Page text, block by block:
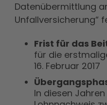
Datenübermittlung
Unfallversicherung“
Frist für das
für die
16. Februar 2017
In diesen